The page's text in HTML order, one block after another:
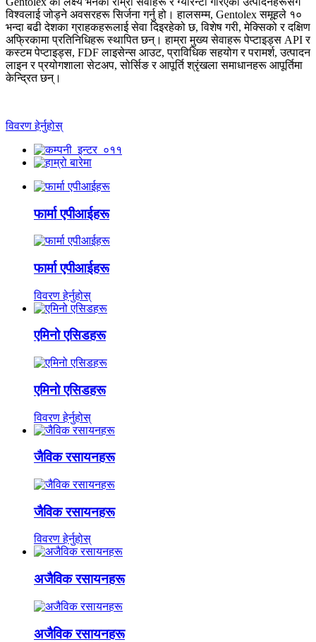
विश्वलाई जोड्ने अवसरहरू सिर्जना गर्नु हो। हालसम्म, Gentolex समूहले १०
भन्दा बढी देशका ग्राहकहरूलाई सेवा दिइरहेको छ, विशेष गरी, मेक्सिको र दक्षिण
अफ्रिकामा प्रतिनिधिहरू स्थापित छन्। हाम्रा मुख्य सेवाहरू पेप्टाइड्स API र
कस्टम पेप्टाइड्स, FDF लाइसेन्स आउट, प्राविधिक सहयोग र परामर्श, उत्पादन
लाइन र प्रयोगशाला सेटअप, सोर्सिङ र आपूर्ति श्रृंखला समाधानहरू आपूर्तिमा
केन्द्रित छन्।
विवरण हेर्नुहोस्
फार्मा एपीआईहरू
फार्मा एपीआईहरू
विवरण हेर्नुहोस्
एमिनो एसिडहरू
एमिनो एसिडहरू
विवरण हेर्नुहोस्
जैविक रसायनहरू
जैविक रसायनहरू
विवरण हेर्नुहोस्
अजैविक रसायनहरू
अजैविक रसायनहरू